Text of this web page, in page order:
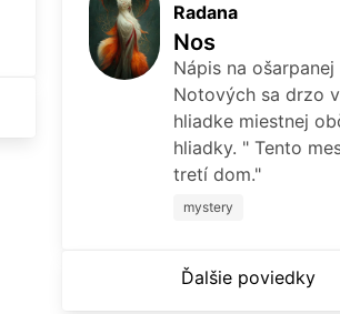
Radana
Nos
Nápis na ošarpanej
Notových sa drzo
hliadke miestnej
hliadky. " Tento
tretí dom."
mystery
Ďalšie poviedky